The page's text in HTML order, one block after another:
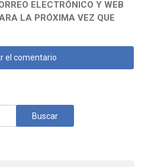
ELECTRÓNICO Y WEB
LA PRÓXIMA VEZ QUE